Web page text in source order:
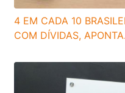
4 EM CADA 10
COM DÍVIDAS,